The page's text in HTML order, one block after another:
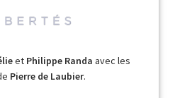
et Philippe Randa avec les
Pierre de Laubier.